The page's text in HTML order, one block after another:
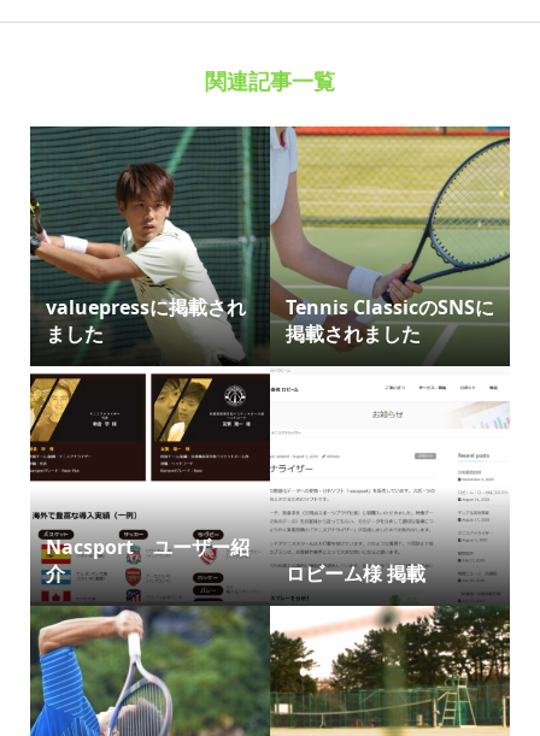
関連記事一覧
valuepressに掲載され
ました
Tennis ClassicのSNSに
掲載されました
Nacsport ユーザー紹
介
ロビーム様 掲載